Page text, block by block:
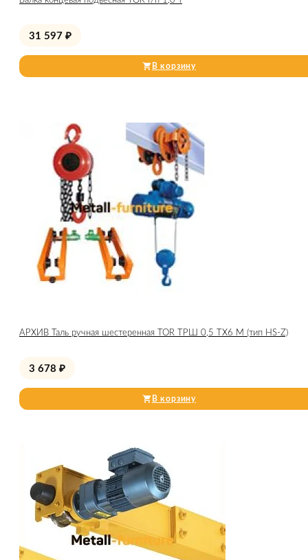
31 597 ₽
В корзину
АРХИВ Таль ручная шестеренная TOR ТРШ 0,5 ТХ6 М (тип HS-Z)
3 678 ₽
В корзину